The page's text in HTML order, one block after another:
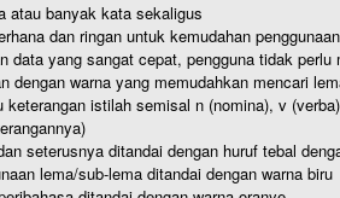
atau banyak kata sekaligus
dan ringan untuk kemudahan penggunaan
data yang sangat cepat, pengguna tidak perlu
dengan warna yang memudahkan mencari
keterangan istilah semisal n (nomina), v
seterusnya ditandai dengan huruf tebal
lema/sub-lema ditandai dengan warna biru